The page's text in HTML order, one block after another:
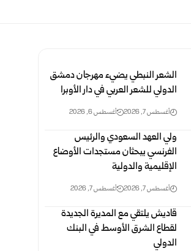
الشعر النبطي يضيء مهرجان دمشق
الدولي للشعر العربي في دار الأوبرا
أغسطس 7, 2026 أغسطس 6, 2026
ولي العهد السعودي والرئيس
الفرنسي يبحثان مستجدات الأوضاع
الإقليمية والدولية
أغسطس 7, 2026 أغسطس 7, 2026
قاديش يلتقي مع المديرة الجديدة
لقطاع الشرق الأوسط في البنك
الدولي